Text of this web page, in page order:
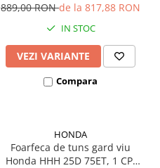
889,00 RONde la 817,88 RON
IN STOC
VEZI VARIANTE
Compara
HONDA
Foarfeca de tuns gard viu
Honda HHH 25D 75ET, 1 CP,